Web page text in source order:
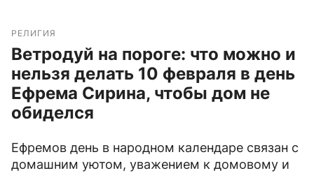
РЕЛИГИЯ
Ветродуй на пороге: что можно и
нельзя делать 10 февраля в день
Ефрема Сирина, чтобы дом не
обиделся
Ефремов день в народном календаре связан с
домашним уютом, уважением к домовому и